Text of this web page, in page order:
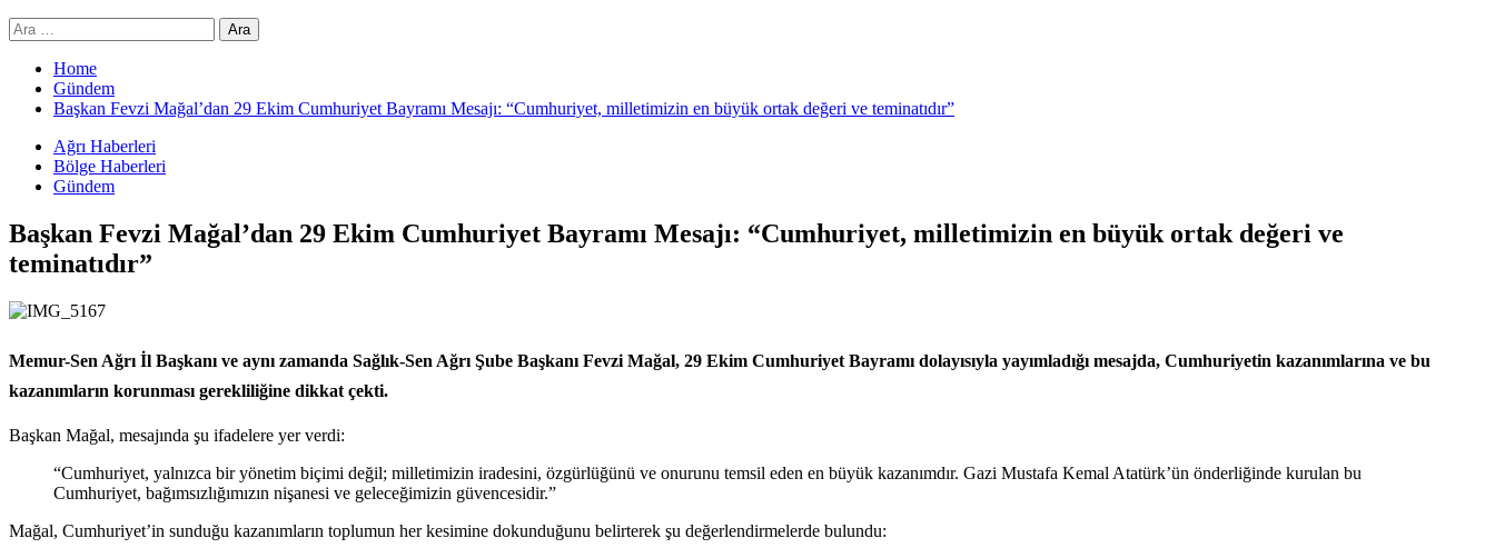
Arama:
Home
Gündem
Başkan Fevzi Mağal’dan 29 Ekim Cumhuriyet Bayramı Mesajı: “Cumhuriyet, milletimizin en büyük ortak değeri ve teminatıdır”
Ağrı Haberleri
Bölge Haberleri
Gündem
Başkan Fevzi Mağal’dan 29 Ekim Cumhuriyet Bayramı Mesajı: “Cumhuriyet, milletimizin en büyük ortak değeri ve
teminatıdır”
Memur-Sen Ağrı İl Başkanı ve aynı zamanda Sağlık-Sen Ağrı Şube Başkanı Fevzi Mağal, 29 Ekim Cumhuriyet Bayramı dolayısıyla yayımladığı mesajda, Cumhuriyetin kazanımlarına ve bu
kazanımların korunması gerekliliğine dikkat çekti.
Başkan Mağal, mesajında şu ifadelere yer verdi:
“Cumhuriyet, yalnızca bir yönetim biçimi değil; milletimizin iradesini, özgürlüğünü ve onurunu temsil eden en büyük kazanımdır. Gazi Mustafa Kemal Atatürk’ün önderliğinde kurulan bu
Cumhuriyet, bağımsızlığımızın nişanesi ve geleceğimizin güvencesidir.”
Mağal, Cumhuriyet’in sunduğu kazanımların toplumun her kesimine dokunduğunu belirterek şu değerlendirmelerde bulundu: